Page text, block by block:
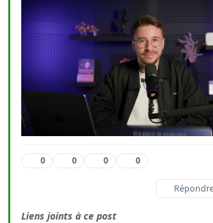
0 0 0 0
Liens joints à ce post